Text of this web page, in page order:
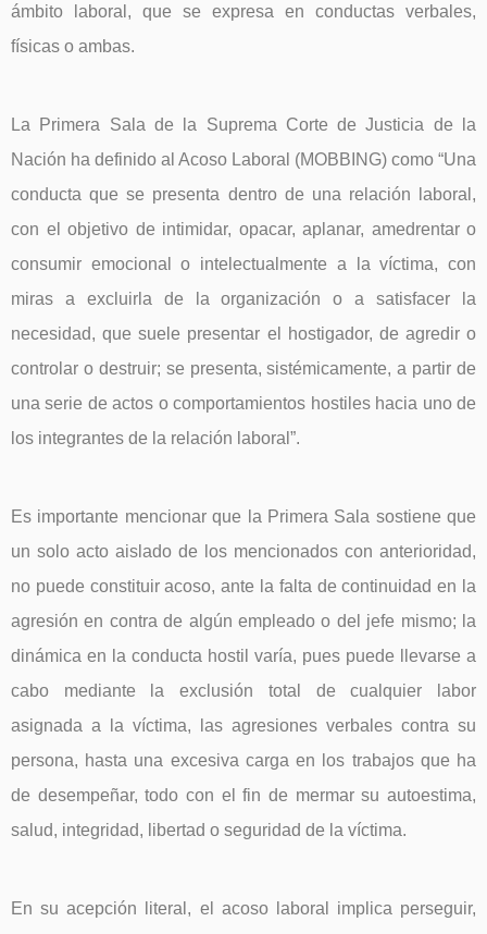
ámbito laboral, que se expresa en conductas verbales,
físicas o ambas.
La Primera Sala de la Suprema Corte de Justicia de la
Nación ha definido al Acoso Laboral (MOBBING) como “Una
conducta que se presenta dentro de una relación laboral,
con el objetivo de intimidar, opacar, aplanar, amedrentar o
consumir emocional o intelectualmente a la víctima, con
miras a excluirla de la organización o a satisfacer la
necesidad, que suele presentar el hostigador, de agredir o
controlar o destruir; se presenta, sistémicamente, a partir de
una serie de actos o comportamientos hostiles hacia uno de
los integrantes de la relación laboral”.
Es importante mencionar que la Primera Sala sostiene que
un solo acto aislado de los mencionados con anterioridad,
no puede constituir acoso, ante la falta de continuidad en la
agresión en contra de algún empleado o del jefe mismo; la
dinámica en la conducta hostil varía, pues puede llevarse a
cabo mediante la exclusión total de cualquier labor
asignada a la víctima, las agresiones verbales contra su
persona, hasta una excesiva carga en los trabajos que ha
de desempeñar, todo con el fin de mermar su autoestima,
salud, integridad, libertad o seguridad de la víctima.
En su acepción literal, el acoso laboral implica perseguir,